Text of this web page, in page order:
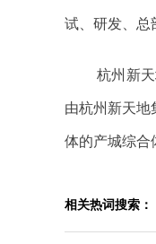
试、研发、总
杭州新
由杭州新天地
体的产城综合
相关热词搜索：